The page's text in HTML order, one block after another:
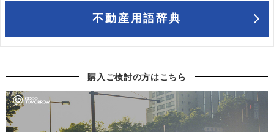
不動産用語辞典
購入ご検討の方はこちら